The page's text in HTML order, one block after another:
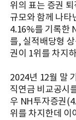
위의 표는 증권
규모와 함께 나타
4.16%를 기록한
를, 실적배당형
권이 1위를 차지
2024년 12월 말
직연금 비교공시
우 NH투자증권
위를 차지한데 이